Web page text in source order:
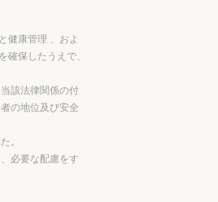
健康管理 、およ
保したうえで、
該法律関係の付
の地位及び安全
。
必要な配慮をす